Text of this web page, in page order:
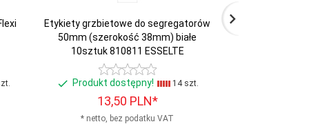
Etykiety grzbietowe do segregatorów
50mm (szerokość 38mm) białe
10sztuk 810811 ESSELTE
Produkt dostępny! 14 szt.
13,50 PLN*
* netto, bez podatku VAT